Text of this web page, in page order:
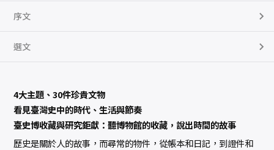
常
序文
選文
4大主題、30件珍貴文物
看見臺灣史中的時代、生活與節奏
臺史博收藏與研究鉅獻：聽博物館的收藏，說出時間的故事
歷史是關於人的故事，而尋常的物件，從帳本和日記，到證件和